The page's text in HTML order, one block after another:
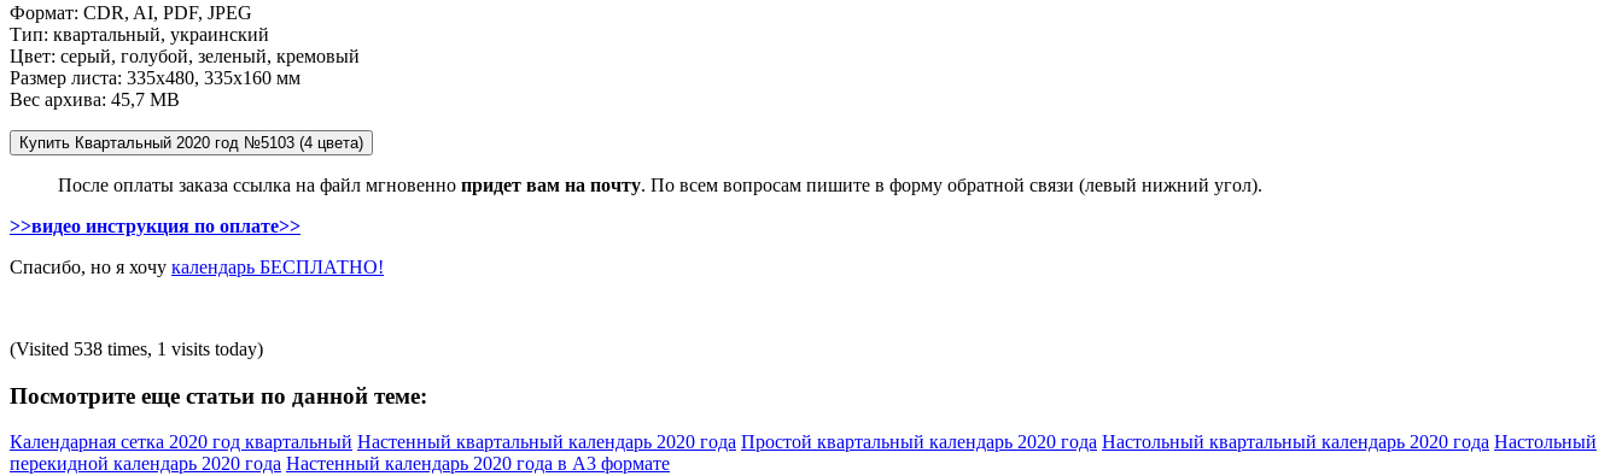
Формат: CDR, AI, PDF, JPEG
Тип: квартальный, украинский
Цвет: серый, голубой, зеленый, кремовый
Размер листа: 335х480, 335х160 мм
Вес архива: 45,7 МВ
После оплаты заказа ссылка на файл мгновенно придет вам на почту. По всем вопросам пишите в форму обратной связи (левый нижний угол).
>>видео инструкция по оплате>>
Спасибо, но я хочу календарь БЕСПЛАТНО!
(Visited 538 times, 1 visits today)
Посмотрите еще статьи по данной теме:
Календарная сетка 2020 год квартальный Настенный квартальный календарь 2020 года Простой квартальный календарь 2020 года Настольный квартальный календарь 2020 года Настольный
перекидной календарь 2020 года Настенный календарь 2020 года в А3 формате